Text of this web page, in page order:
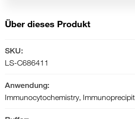
Über dieses Produkt
SKU:
LS-C686411
Anwendung:
Immunocytochemistry,